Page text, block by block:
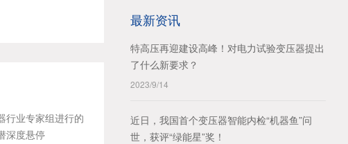
行业专家组进行的
深度悬停
最新资讯
特高压再迎建设高峰！对电力试验变压器提出
了什么新要求？
2023/9/14
近日，我国首个变压器智能内检“机器鱼”问
世，获评“绿能星”奖！